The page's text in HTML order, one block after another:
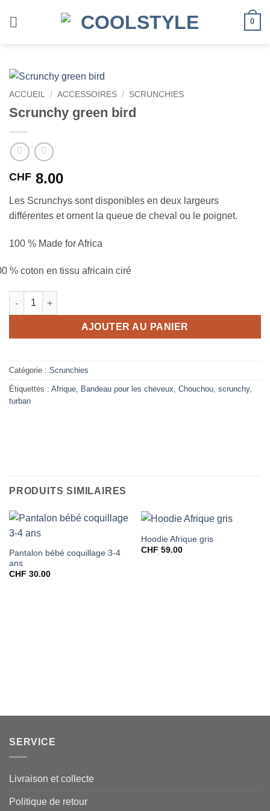
0
ACCUEIL / ACCESSOIRES / SCRUNCHIES
Scrunchy green bird
CHF 8.00
Les Scrunchys sont disponibles en deux largeurs
différentes et ornent la queue de cheval ou le poignet.
100 % Made for Africa
% coton en tissu africain ciré
quantité de Scrunchy green bird
AJOUTER AU PANIER
Catégorie : Scrunchies
Étiquettes : Afrique, Bandeau pour les cheveux, Chouchou, scrunchy,
turban
PRODUITS SIMILAIRES
Pantalon bébé coquillage 3-4
ans
CHF 30.00
Hoodie Afrique gris
CHF 59.00
SERVICE
Livraison et collecte
Politique de retour